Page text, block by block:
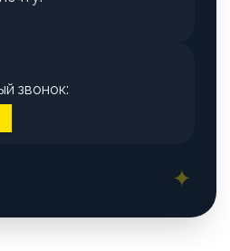
звонок: